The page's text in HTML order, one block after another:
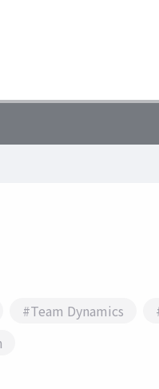
#Team Dynamics